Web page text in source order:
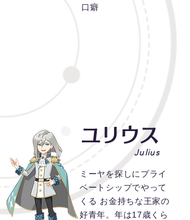
口癖
ユリウス
Julius
ミーヤを探しにプライ
ベートシップでやって
くる お金持ちな王家の
好青年。年は17歳くら